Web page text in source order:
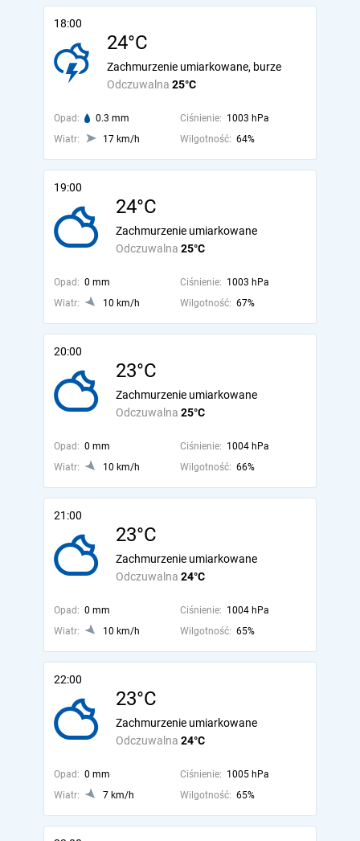
18:00
24°C
Odczuwalna 25°C
Zachmurzenie umiarkowane, burze
Opad: 0.3 mm Ciśnienie: 1003 hPa
Wiatr:
17 km/h Wilgotność: 64%
19:00
24°C
Odczuwalna 25°C
Zachmurzenie umiarkowane
Opad: 0 mm Ciśnienie: 1003 hPa
Wiatr:
10 km/h Wilgotność: 67%
20:00
23°C
Odczuwalna 25°C
Zachmurzenie umiarkowane
Opad: 0 mm Ciśnienie: 1004 hPa
Wiatr:
10 km/h Wilgotność: 66%
21:00
23°C
Odczuwalna 24°C
Zachmurzenie umiarkowane
Opad: 0 mm Ciśnienie: 1004 hPa
Wiatr:
10 km/h Wilgotność: 65%
22:00
23°C
Odczuwalna 24°C
Zachmurzenie umiarkowane
Opad: 0 mm Ciśnienie: 1005 hPa
Wiatr:
7 km/h Wilgotność: 65%